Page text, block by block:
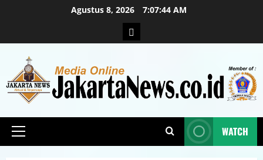
Agustus 8, 2026 7:07:46 AM
WATCH